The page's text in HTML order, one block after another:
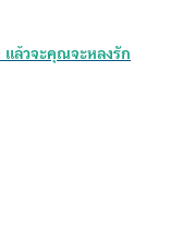
ล้วจะคุณจะหลงรัก